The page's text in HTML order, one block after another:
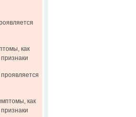
как
как